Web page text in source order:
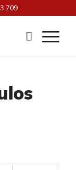
709